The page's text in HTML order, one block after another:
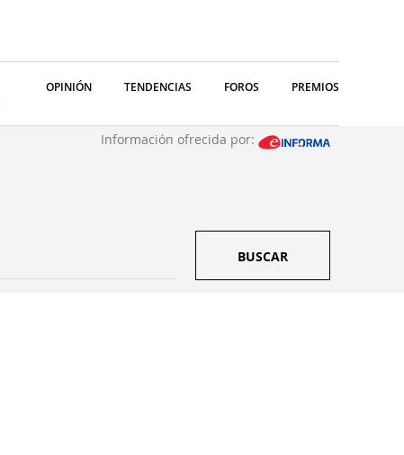
OPINIÓN TENDENCIAS FOROS PREMIOS
Información ofrecida por:
BUSCAR